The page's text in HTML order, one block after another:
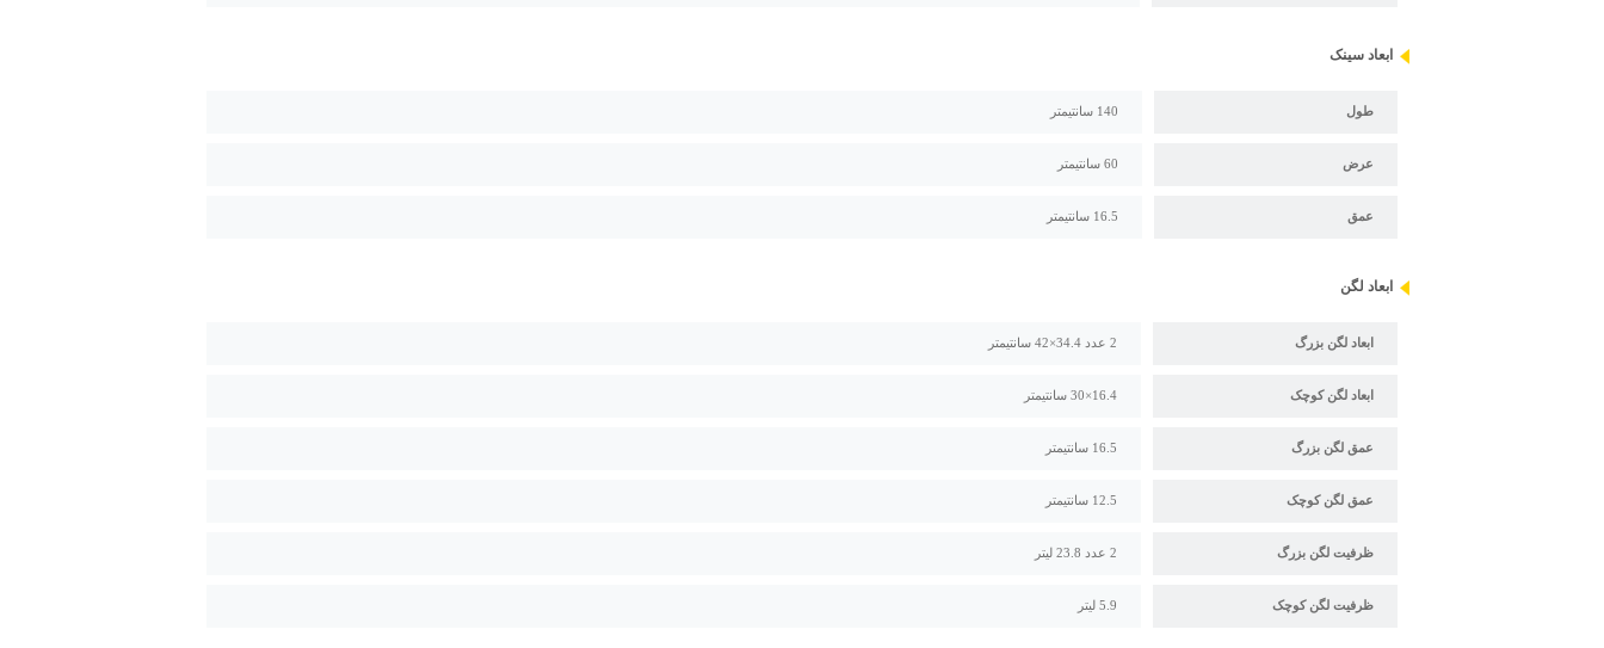
ابعاد سینک
طول 140 سانتیمتر
عرض 60 سانتیمتر
عمق 16.5 سانتیمتر
ابعاد لگن
ابعاد لگن بزرگ 2 عدد 34.4×42 سانتیمتر
ابعاد لگن کوچک 16.4×30 سانتیمتر
عمق لگن بزرگ 16.5 سانتیمتر
عمق لگن کوچک 12.5 سانتیمتر
ظرفیت لگن بزرگ 2 عدد 23.8 لیتر
ظرفیت لگن کوچک 5.9 لیتر